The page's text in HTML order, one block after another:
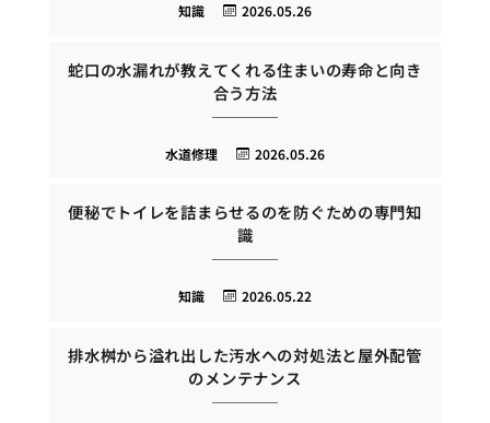
2026.05.26
知識
蛇口の水漏れが教えてくれる住まいの寿命と向き
合う方法
2026.05.26
水道修理
便秘でトイレを詰まらせるのを防ぐための専門知
識
2026.05.22
知識
排水桝から溢れ出した汚水への対処法と屋外配管
のメンテナンス